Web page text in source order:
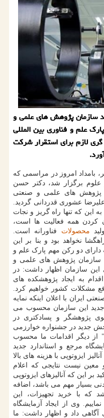
سازمان پژوهش های علمی و
علم و فناوری بین المللی
لازم برای استقرار شرکت
بامداد امروز در مراسمی که
برگزار شد، دکتر حسن
پژوهش های علمی و صنعتی
عشوری قدردانی گردید.
این که تنها راه گریز و نجات
کردن همه فعالیت ها است،
محصولات فناورانه است.
نخواهد بود و بنا بر این
دارای دو رکن مهم پارک علم و
سازمان پژوهش های علمی و
این سازمان اظهار داشت: در
به ایجاد پژوهشکده های
مشکلات کشور خواهیم کرد.
ایران با اعلان اینکه نمایه
جدید این سازمان محسوب می
پژوهشگر و پسادکتری در
جدید در جشنواره خوارزمی
از دیگر اقدامات ما محسوب
مرجع و استاندارد جدید
ایزوتوپی با هزینه های بالا
و معین نیست نتایجی که اعلام
بر این که آنالیزهای ایزوتوپی
بسیار مهم می باشد، اضافه
که با خرید تجهیزات، این
وی از ایجاد آزمایشگاه
آگاهی داد و اظهار داشت: ما